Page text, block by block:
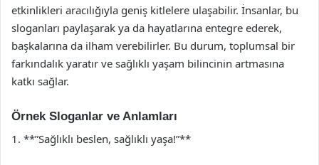
etkinlikleri aracılığıyla geniş kitlelere ulaşabilir. İnsanlar, bu
sloganları paylaşarak ya da hayatlarına entegre ederek,
başkalarına da ilham verebilirler. Bu durum, toplumsal bir
farkındalık yaratır ve sağlıklı yaşam bilincinin artmasına
katkı sağlar.
Örnek Sloganlar ve Anlamları
1. **”Sağlıklı beslen, sağlıklı yaşa!”**